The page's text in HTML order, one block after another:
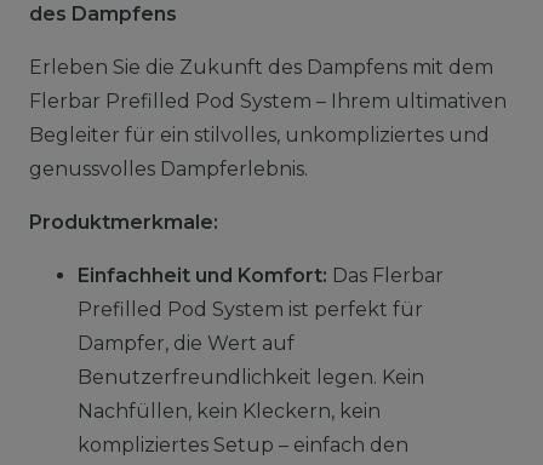
des Dampfens
Erleben Sie die Zukunft des Dampfens mit dem
Flerbar Prefilled Pod System – Ihrem ultimativen
Begleiter für ein stilvolles, unkompliziertes und
genussvolles Dampferlebnis.
Produktmerkmale:
Einfachheit und Komfort: Das Flerbar
Prefilled Pod System ist perfekt für
Dampfer, die Wert auf
Benutzerfreundlichkeit legen. Kein
Nachfüllen, kein Kleckern, kein
kompliziertes Setup – einfach den